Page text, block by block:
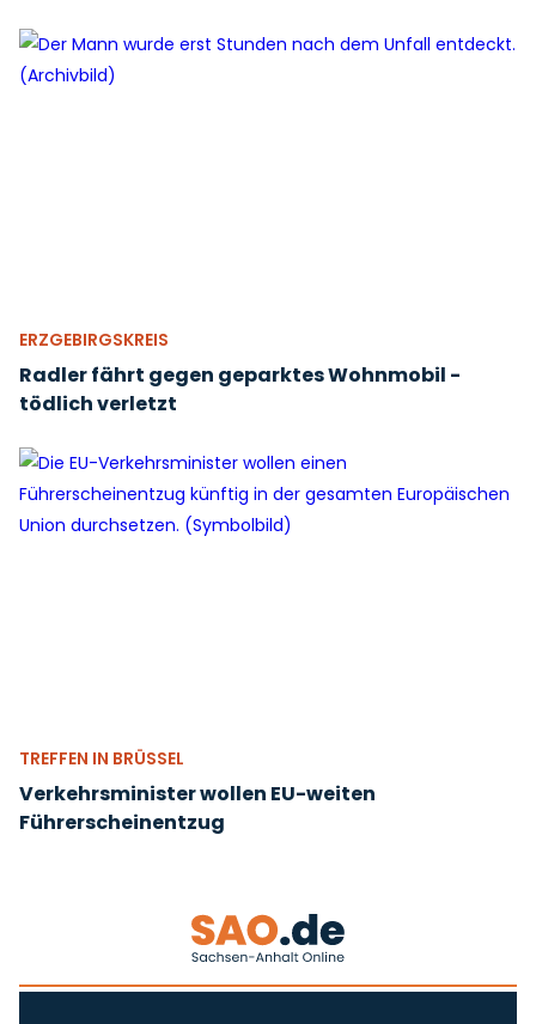
ERZGEBIRGSKREIS
Radler fährt gegen geparktes Wohnmobil -
tödlich verletzt
TREFFEN IN BRÜSSEL
Verkehrsminister wollen EU-weiten
Führerscheinentzug